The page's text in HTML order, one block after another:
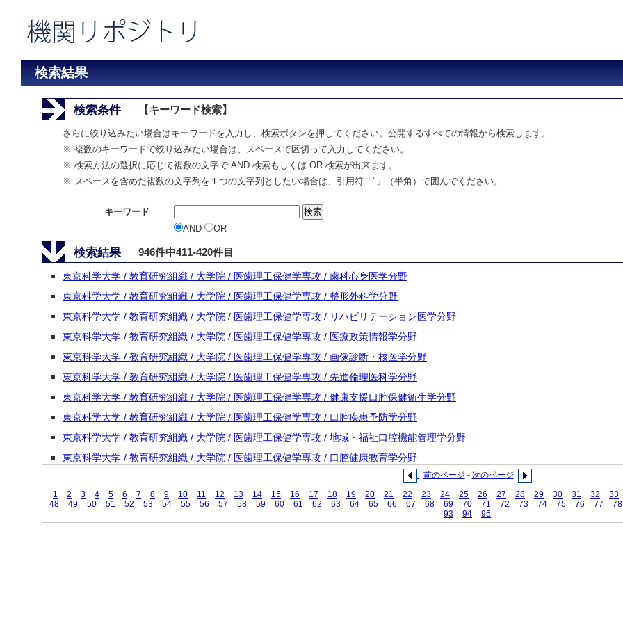
検索結果
検索条件 【キーワード検索】
さらに絞り込みたい場合はキーワードを入力し、検索ボタンを押してください。公開するすべての情報から検索します。
※ 複数のキーワードで絞り込みたい場合は、スペースで区切って入力してください。
※ 検索方法の選択に応じて複数の文字で AND 検索もしくは OR 検索が出来ます。
※ スペースを含めた複数の文字列を１つの文字列としたい場合は、引用符「"」（半角）で囲んでください。
キーワード
AND
OR
検索結果 946件中411-420件目
東京科学大学 / 教育研究組織 / 大学院 / 医歯理工保健学専攻 / 歯科心身医学分野
東京科学大学 / 教育研究組織 / 大学院 / 医歯理工保健学専攻 / 整形外科学分野
東京科学大学 / 教育研究組織 / 大学院 / 医歯理工保健学専攻 / リハビリテーション医学分野
東京科学大学 / 教育研究組織 / 大学院 / 医歯理工保健学専攻 / 医療政策情報学分野
東京科学大学 / 教育研究組織 / 大学院 / 医歯理工保健学専攻 / 画像診断・核医学分野
東京科学大学 / 教育研究組織 / 大学院 / 医歯理工保健学専攻 / 先進倫理医科学分野
東京科学大学 / 教育研究組織 / 大学院 / 医歯理工保健学専攻 / 健康支援口腔保健衛生学分野
東京科学大学 / 教育研究組織 / 大学院 / 医歯理工保健学専攻 / 口腔疾患予防学分野
東京科学大学 / 教育研究組織 / 大学院 / 医歯理工保健学専攻 / 地域・福祉口腔機能管理学分野
東京科学大学 / 教育研究組織 / 大学院 / 医歯理工保健学専攻 / 口腔健康教育学分野
前のページ - 次のページ
1
2 3 4 5 6 7 8 9 10 11 12 13 14 15 16 17 18 19 20 21 22 23 24 25 26 27 28 29 30 31 32
33
48
49 50 51 52 53 54 55 56 57 58 59 60 61 62 63 64 65 66 67 68 69 70 71 72 73 74 75 76 77
78
93
94 95